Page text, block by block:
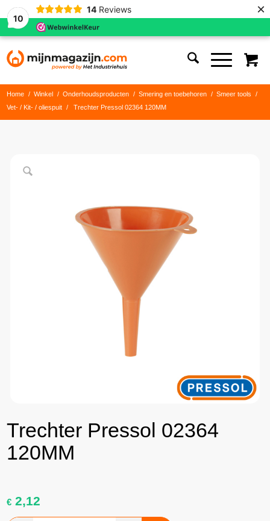
10
14 Reviews ×
Home / Winkel / Onderhoudsproducten / Smering en toebehoren / Smeer tools
/
Vet- / Kit- / oliespuit
/ Trechter Pressol 02364 120MM
Trechter Pressol 02364
120MM
€ 2,12